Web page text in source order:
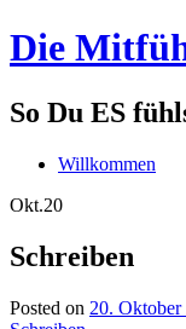
Die
So Du ES
Willkommen
Okt.20
Schreiben
Posted on 20. Oktober